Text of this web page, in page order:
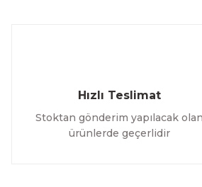
Hızlı Teslimat
Stoktan gönderim yapılacak olan
ürünlerde geçerlidir